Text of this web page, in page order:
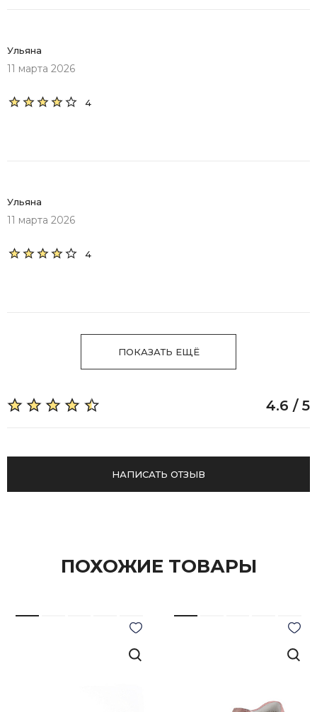
Ульяна
11 марта 2026
4
Ульяна
11 марта 2026
4
ПОКАЗАТЬ ЕЩЁ
4.6 / 5
НАПИСАТЬ ОТЗЫВ
ПОХОЖИЕ ТОВАРЫ